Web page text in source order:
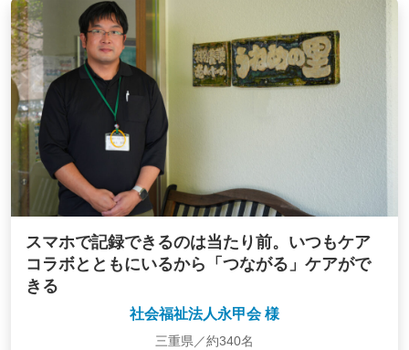
スマホで記録できるのは当たり前。いつもケア
コラボとともにいるから「つながる」ケアがで
きる
社会福祉法人永甲会 様
三重県／約340名